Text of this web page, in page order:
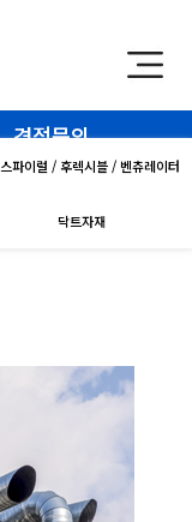
견적문의
스파이럴 / 후렉시블 / 벤츄레이터
닥트자재